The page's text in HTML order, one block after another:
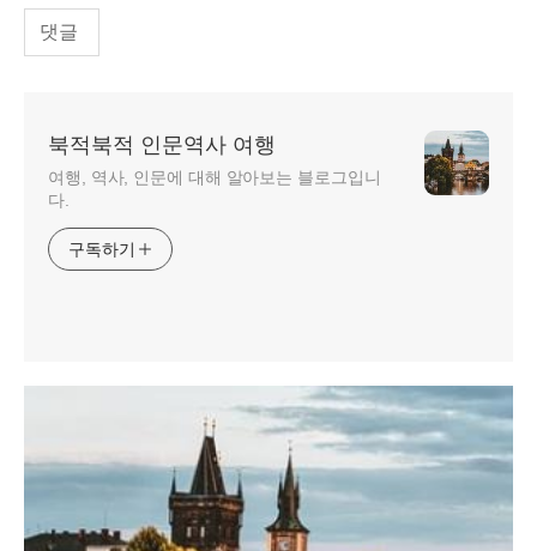
댓글
북적북적 인문역사 여행
여행, 역사, 인문에 대해 알아보는 블로그입니
다.
구독하기